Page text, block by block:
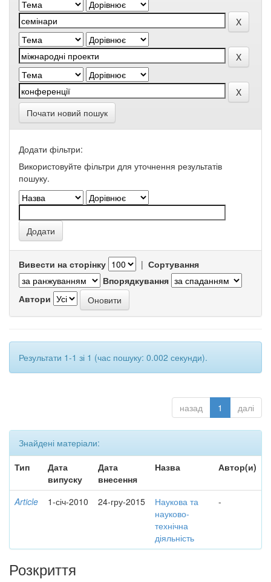
Почати новий пошук
Додати фільтри:
Використовуйте фільтри для уточнення результатів
пошуку.
Вивести на сторінку | Сортування
Впорядкування
Автори
Результати 1-1 зі 1 (час пошуку: 0.002 секунди).
назад 1 далі
Знайдені матеріали:
Тип
Дата
випуску
Дата
внесення
Назва Автор(и)
Article 1-січ-2010 24-гру-2015
Наукова та
науково-
технічна
діяльність
-
Розкриття